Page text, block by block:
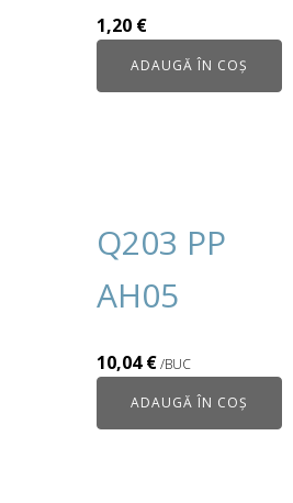
1,20 €
ADAUGĂ ÎN COȘ
Q203 PP
AH05
10,04€/BUC
ADAUGĂ ÎN COȘ